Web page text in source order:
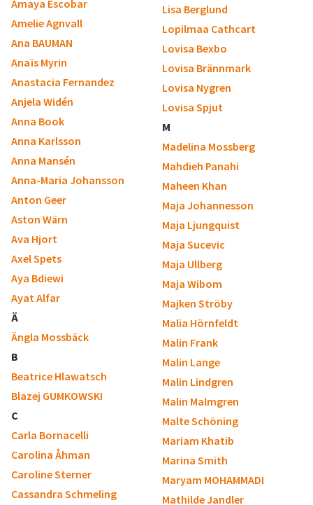
Amaya Escobar
Amelie Agnvall
Ana BAUMAN
Anaïs Myrin
Anastacia Fernandez
Anjela Widén
Anna Book
Anna Karlsson
Anna Mansén
Anna-Maria Johansson
Anton Geer
Aston Wärn
Ava Hjort
Axel Spets
Aya Bdiewi
Ayat Alfar
Ä
Ängla Mossbäck
B
Beatrice Hlawatsch
Blazej GUMKOWSKI
C
Carla Bornacelli
Carolina Åhman
Caroline Sterner
Cassandra Schmeling
Lisa Berglund
Lopilmaa Cathcart
Lovisa Bexbo
Lovisa Brännmark
Lovisa Nygren
Lovisa Spjut
M
Madelina Mossberg
Mahdieh Panahi
Maheen Khan
Maja Johannesson
Maja Ljungquist
Maja Sucevic
Maja Ullberg
Maja Wibom
Majken Ströby
Malia Hörnfeldt
Malin Frank
Malin Lange
Malin Lindgren
Malin Malmgren
Malte Schöning
Mariam Khatib
Marina Smith
Maryam MOHAMMADI
Mathilde Jandler